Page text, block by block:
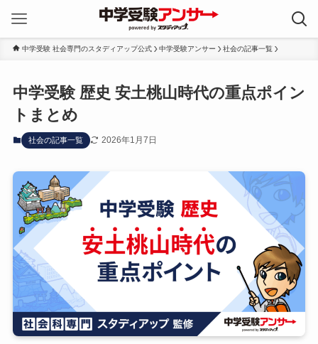
中学受験 社会専門のスタディアップ公式 中学受験アンサー 社会の記事一覧
中学受験 歴史 安土桃山時代の重点ポイン
トまとめ
社会の記事一覧 2026年1月7日